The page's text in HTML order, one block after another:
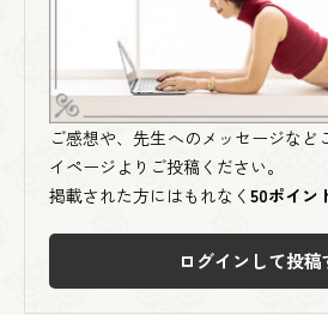
ご感想や、先生へのメッセージなど
イページよりご投稿ください。
掲載された方にはもれなく 50ポイン
ログインして投稿